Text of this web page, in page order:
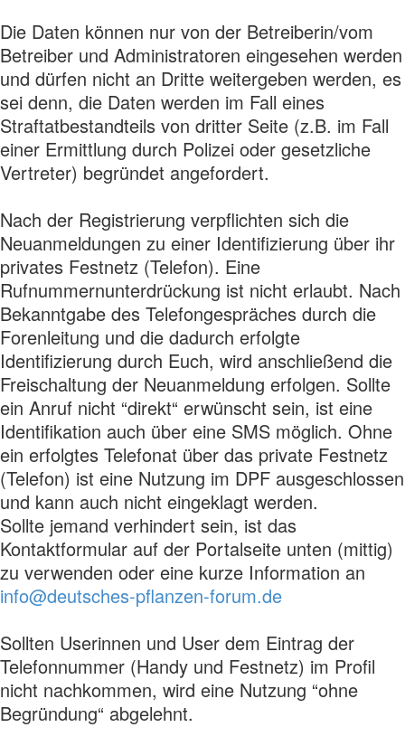
Die Daten können nur von der Betreiberin/vom
Betreiber und Administratoren eingesehen werden
und dürfen nicht an Dritte weitergeben werden, es
sei denn, die Daten werden im Fall eines
Straftatbestandteils von dritter Seite (z.B. im Fall
einer Ermittlung durch Polizei oder gesetzliche
Vertreter) begründet angefordert.
Nach der Registrierung verpflichten sich die
Neuanmeldungen zu einer Identifizierung über ihr
privates Festnetz (Telefon). Eine
Rufnummernunterdrückung ist nicht erlaubt. Nach
Bekanntgabe des Telefongespräches durch die
Forenleitung und die dadurch erfolgte
Identifizierung durch Euch, wird anschließend die
Freischaltung der Neuanmeldung erfolgen. Sollte
ein Anruf nicht “direkt“ erwünscht sein, ist eine
Identifikation auch über eine SMS möglich. Ohne
ein erfolgtes Telefonat über das private Festnetz
(Telefon) ist eine Nutzung im DPF ausgeschlossen
und kann auch nicht eingeklagt werden.
Sollte jemand verhindert sein, ist das
Kontaktformular auf der Portalseite unten (mittig)
zu verwenden oder eine kurze Information an
info@deutsches-pflanzen-forum.de
Sollten Userinnen und User dem Eintrag der
Telefonnummer (Handy und Festnetz) im Profil
nicht nachkommen, wird eine Nutzung “ohne
Begründung“ abgelehnt.